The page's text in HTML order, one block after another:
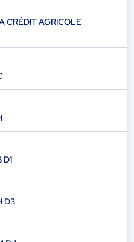
CRÉDIT AGRICOLE
D1
D3